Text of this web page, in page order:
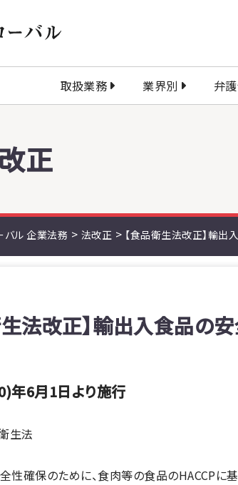
取扱業務 業界別 弁
正
バル 企業法務 > 法改正 > 【食品衛生法改正】輸
生法改正】輸出入食品の
年6月1日より施行
生法
性確保のために、食肉等の食品のHACCPに